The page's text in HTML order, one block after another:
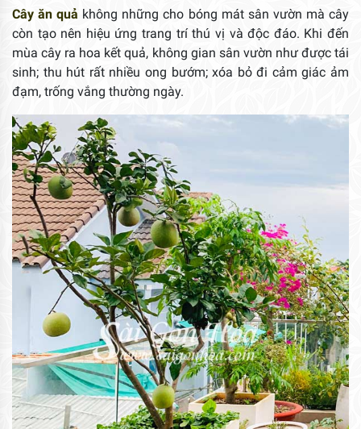
Cây ăn quả không những cho bóng mát sân vườn mà cây
còn tạo nên hiệu ứng trang trí thú vị và độc đáo. Khi đến
mùa cây ra hoa kết quả, không gian sân vườn như được tái
sinh; thu hút rất nhiều ong bướm; xóa bỏ đi cảm giác ảm
đạm, trống vắng thường ngày.